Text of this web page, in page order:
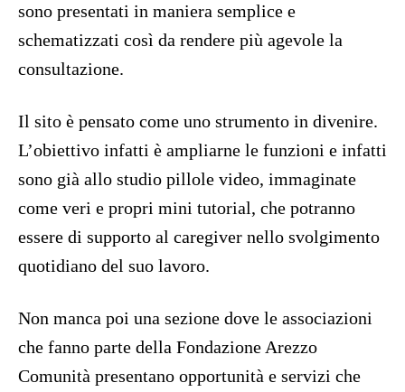
sono presentati in maniera semplice e
schematizzati così da rendere più agevole la
consultazione.
Il sito è pensato come uno strumento in divenire.
L’obiettivo infatti è ampliarne le funzioni e infatti
sono già allo studio pillole video, immaginate
come veri e propri mini tutorial, che potranno
essere di supporto al caregiver nello svolgimento
quotidiano del suo lavoro.
Non manca poi una sezione dove le associazioni
che fanno parte della Fondazione Arezzo
Comunità presentano opportunità e servizi che